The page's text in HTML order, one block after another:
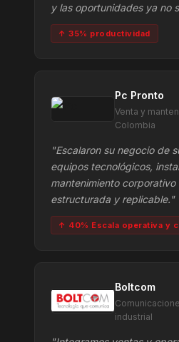
y las oportunidades ya no
↑ 35% productividad
Pc Pronto
Venta y
Colombia
"Escalaron su negocio de
equipos tecnológicos,
mantenimiento
estructurada y replicable."
↑ 40% Escala operativa y
Boltcom
industrial